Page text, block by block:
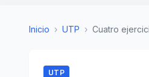
Inicio › UTP › Cuatro
UTP